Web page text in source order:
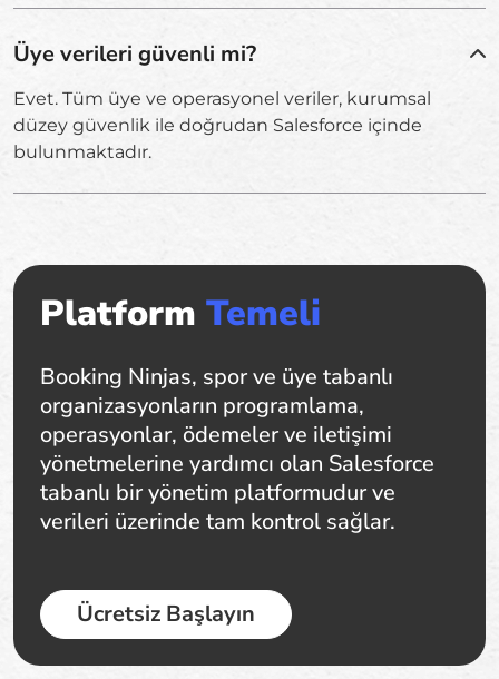
Üye verileri güvenli mi?
Evet. Tüm üye ve operasyonel veriler, kurumsal
düzey güvenlik ile doğrudan Salesforce içinde
bulunmaktadır.
Platform Temeli
Booking Ninjas, spor ve üye tabanlı
organizasyonların programlama,
operasyonlar, ödemeler ve iletişimi
yönetmelerine yardımcı olan Salesforce
tabanlı bir yönetim platformudur ve
verileri üzerinde tam kontrol sağlar.
Ücretsiz Başlayın